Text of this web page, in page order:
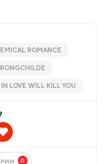
ROMANCE
IN LOVE WILL KILL YOU
0